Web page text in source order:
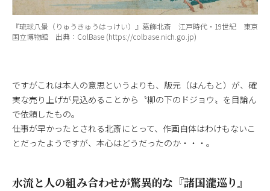
『琉球八景（りゅうきゅうはっけい）』葛飾北斎 江戸時代・19世紀 東京
国立博物館 出典：ColBase (https://colbase.nich.go.jp)
ですがこれは本人の意思というよりも、版元（はんもと）が、確
実な売り上げが見込めることから〝柳の下のドジョウ〟を目論ん
で依頼したもの。
仕事が早かったとされる北斎にとって、作画自体はわけもないこ
とだったようですが、本心はどうだったのか・・・。
水流と人の組み合わせが驚異的な『諸国瀧巡り』